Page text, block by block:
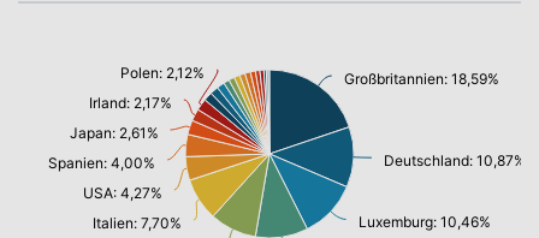
Großbritannien: 18,59%
Deutschland: 10,87%
Luxemburg: 10,46%
Italien: 7,70%
USA: 4,27%
Spanien: 4,00%
Japan: 2,61%
Irland: 2,17%
Polen: 2,12%